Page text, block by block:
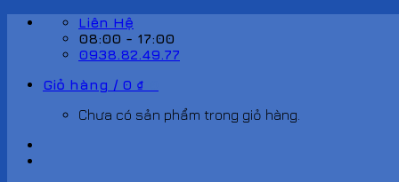
Skip
Liên Hệ
08:00 - 17:00
0938.82.49.77
Giỏ hàng / 0 ₫
Chưa có sản phẩm trong giỏ hàng.